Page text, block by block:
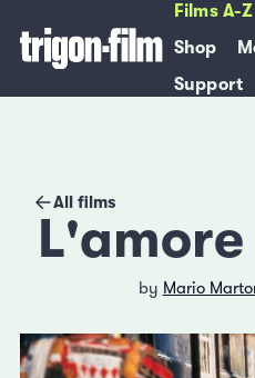
Films A-Z
Shop
Support
All films
by Mario